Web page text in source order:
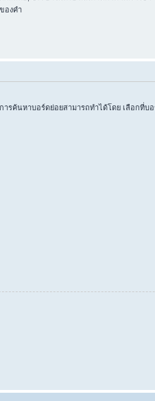
องคำ
รค้นหาบอร์ดย่อยสามารถทำได้โดย เลือกที่บ